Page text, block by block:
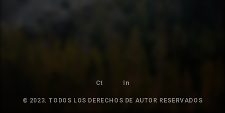
Ct In
© 2023. TODOS LOS DERECHOS DE AUTOR RESERVADOS